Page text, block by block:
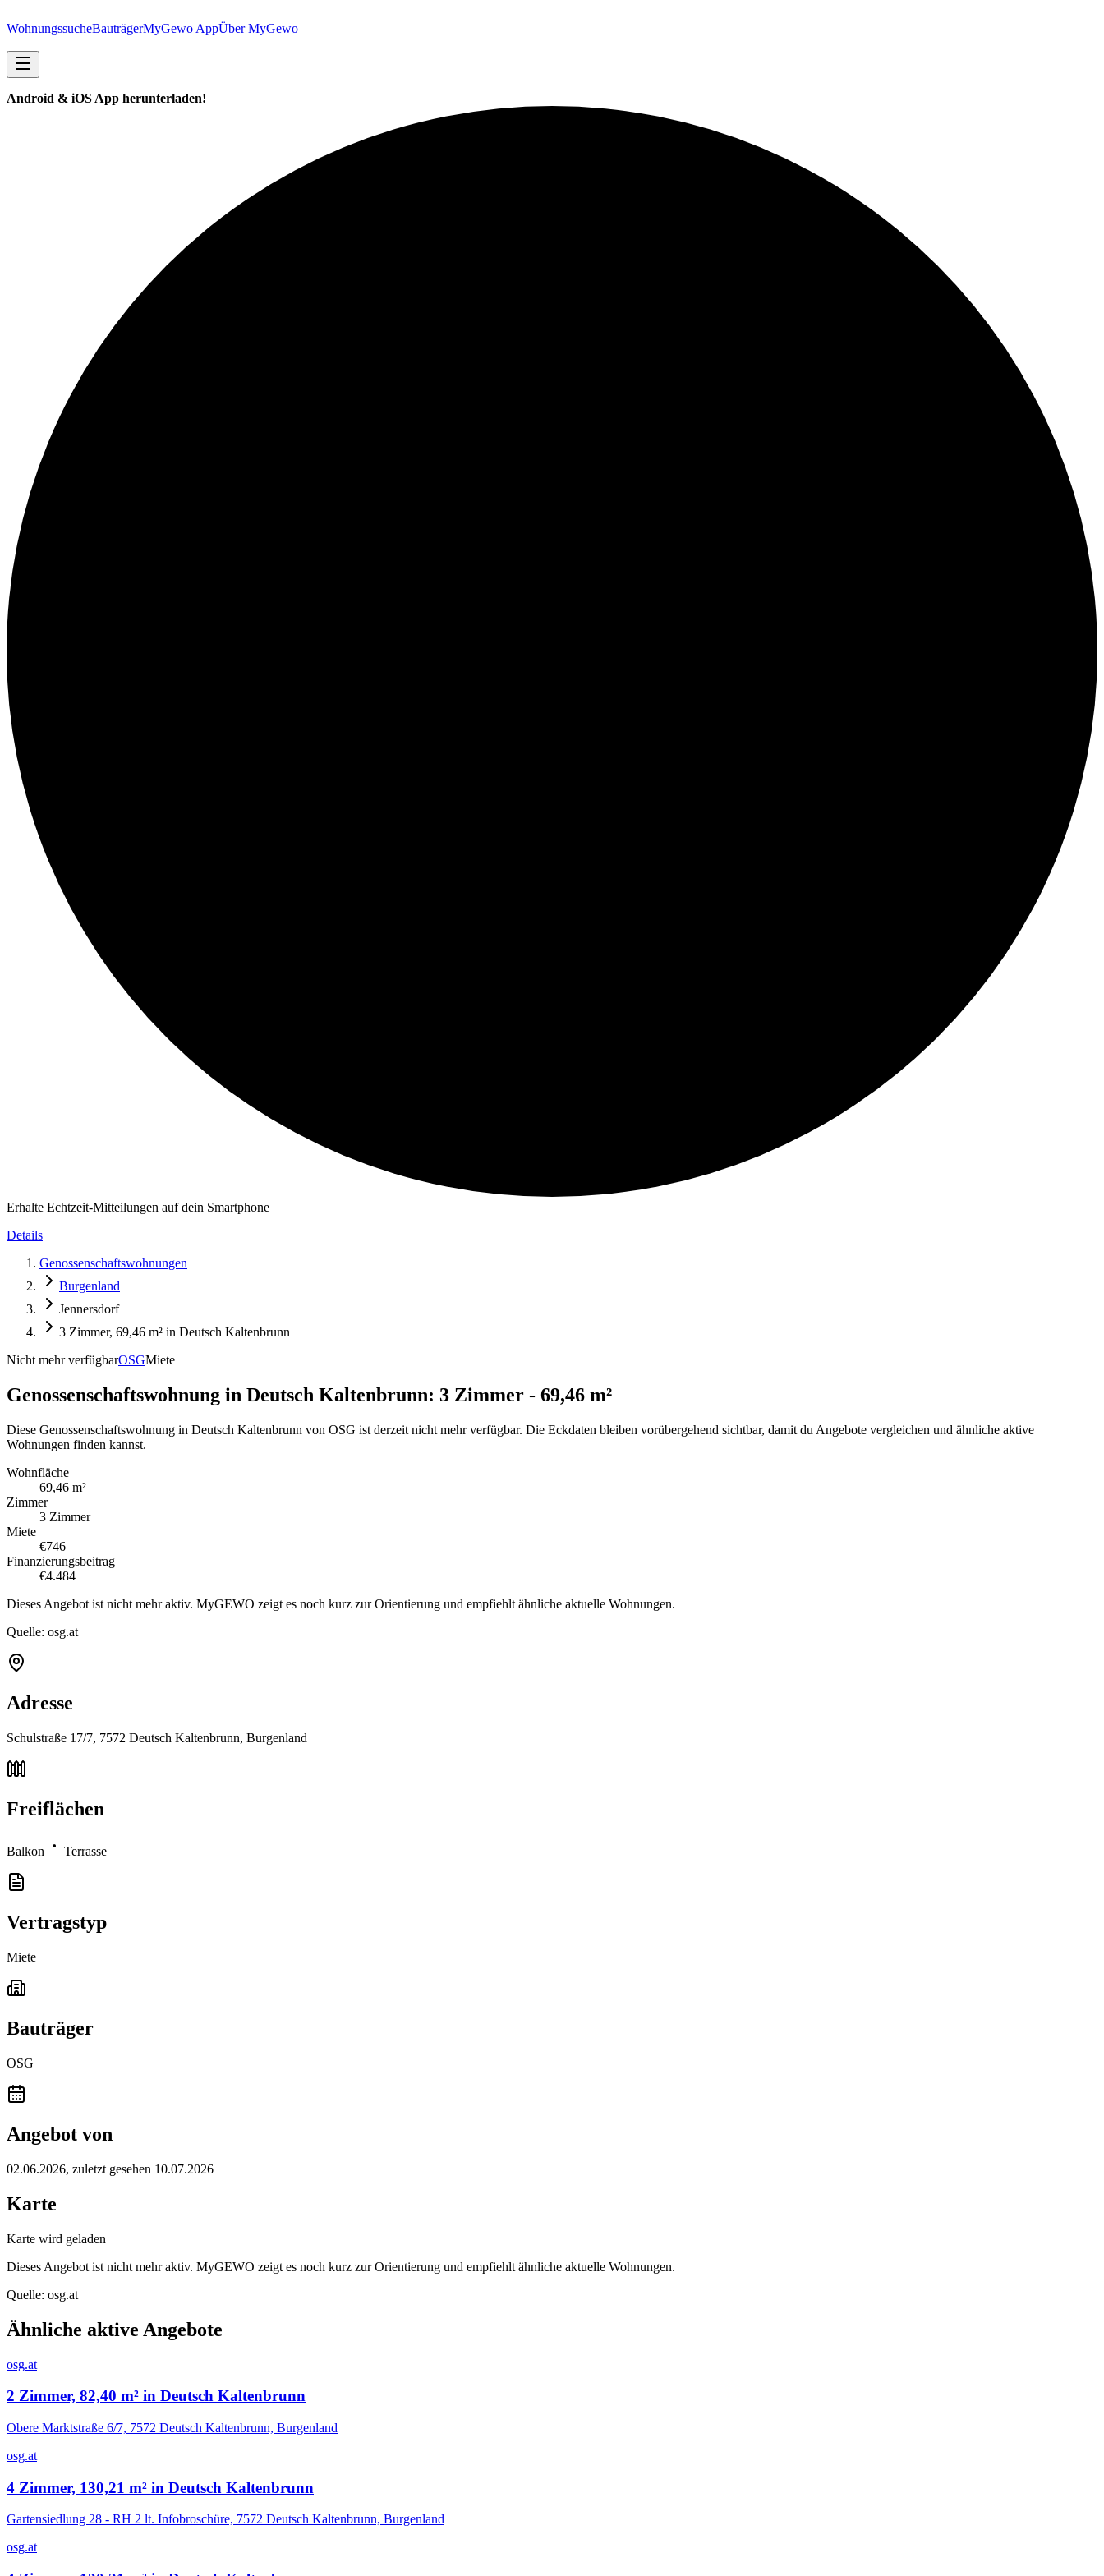
WohnungssucheBauträgerMyGewo AppÜber MyGewo
Android & iOS App herunterladen!
Erhalte Echtzeit-Mitteilungen auf dein Smartphone
Details
Genossenschaftswohnungen
Burgenland
Jennersdorf
3 Zimmer, 69,46 m² in Deutsch Kaltenbrunn
Nicht mehr verfügbarOSGMiete
Genossenschaftswohnung in Deutsch Kaltenbrunn: 3 Zimmer - 69,46 m²
Diese Genossenschaftswohnung in Deutsch Kaltenbrunn von OSG ist derzeit nicht mehr verfügbar. Die Eckdaten bleiben vorübergehend sichtbar, damit du Angebote vergleichen und ähnliche aktive
Wohnungen finden kannst.
Wohnfläche
69,46 m²
Zimmer
3 Zimmer
Miete
€746
Finanzierungsbeitrag
€4.484
Dieses Angebot ist nicht mehr aktiv. MyGEWO zeigt es noch kurz zur Orientierung und empfiehlt ähnliche aktuelle Wohnungen.
Quelle: osg.at
Adresse
Schulstraße 17/7, 7572 Deutsch Kaltenbrunn, Burgenland
Freiflächen
Balkon Terrasse
Vertragstyp
Miete
Bauträger
OSG
Angebot von
02.06.2026, zuletzt gesehen 10.07.2026
Karte
Karte wird geladen
Dieses Angebot ist nicht mehr aktiv. MyGEWO zeigt es noch kurz zur Orientierung und empfiehlt ähnliche aktuelle Wohnungen.
Quelle: osg.at
Ähnliche aktive Angebote
osg.at
2 Zimmer, 82,40 m² in Deutsch Kaltenbrunn
Obere Marktstraße 6/7, 7572 Deutsch Kaltenbrunn, Burgenland
osg.at
4 Zimmer, 130,21 m² in Deutsch Kaltenbrunn
Gartensiedlung 28 - RH 2 lt. Infobroschüre, 7572 Deutsch Kaltenbrunn, Burgenland
osg.at